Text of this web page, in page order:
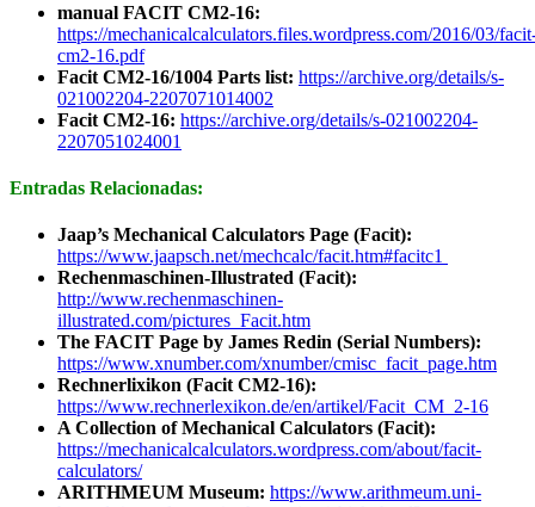
manual FACIT CM2-16:
https://mechanicalcalculators.files.wordpress.com/2016/03/
cm2-16.pdf
Facit CM2-16/1004 Parts list: https://archive.org/details/s-
021002204-2207071014002
Facit CM2-16: https://archive.org/details/s-021002204-
2207051024001
Entradas Relacionadas:
Jaap’s Mechanical Calculators Page (Facit):
https://www.jaapsch.net/mechcalc/facit.htm#facitc1
Rechenmaschinen-Illustrated (Facit):
http://www.rechenmaschinen-
illustrated.com/pictures_Facit.htm
The FACIT Page by James Redin (Serial Numbers):
https://www.xnumber.com/xnumber/cmisc_facit_page.htm
Rechnerlixikon (Facit CM2-16):
https://www.rechnerlexikon.de/en/artikel/Facit_CM_2-16
A Collection of Mechanical Calculators (Facit):
https://mechanicalcalculators.wordpress.com/about/facit-
calculators/
ARITHMEUM Museum: https://www.arithmeum.uni-